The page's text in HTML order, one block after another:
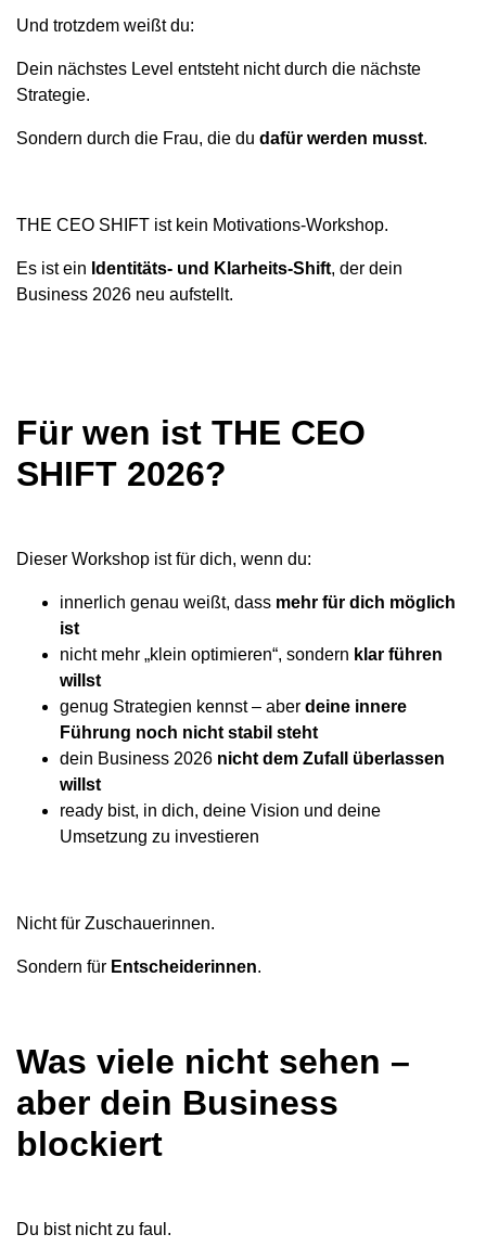
Und trotzdem weißt du:
Dein nächstes Level entsteht nicht durch die nächste
Strategie.
Sondern durch die Frau, die du dafür werden musst.
THE CEO SHIFT ist kein Motivations-Workshop.
Es ist ein Identitäts- und Klarheits-Shift, der dein
Business 2026 neu aufstellt.
Für wen ist THE CEO
SHIFT 2026?
Dieser Workshop ist für dich, wenn du:
innerlich genau weißt, dass mehr für dich möglich
ist
nicht mehr „klein optimieren“, sondern klar führen
willst
genug Strategien kennst – aber deine innere
Führung noch nicht stabil steht
dein Business 2026 nicht dem Zufall überlassen
willst
ready bist, in dich, deine Vision und deine
Umsetzung zu investieren
Nicht für Zuschauerinnen.
Sondern für Entscheiderinnen.
Was viele nicht sehen –
aber dein Business
blockiert
Du bist nicht zu faul.